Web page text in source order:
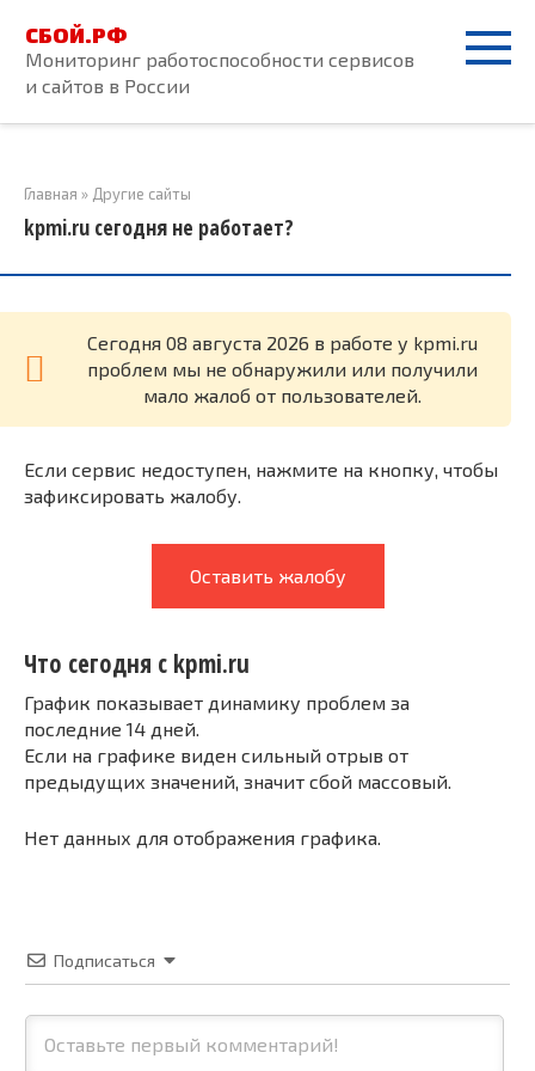
контенту
СБОЙ.РФ
Мониторинг работоспособности сервисов
и сайтов в России
Главная » Другие сайты
kpmi.ru сегодня не работает?
Cегодня 08 августа 2026 в работе у kpmi.ru
проблем мы не обнаружили или получили
мало жалоб от пользователей.
Если сервис недоступен, нажмите на кнопку, чтобы
зафиксировать жалобу.
Оставить жалобу
Что сегодня с kpmi.ru
График показывает динамику проблем за
последние 14 дней.
Если на графике виден сильный отрыв от
предыдущих значений, значит сбой массовый.
Нет данных для отображения графика.
Подписаться